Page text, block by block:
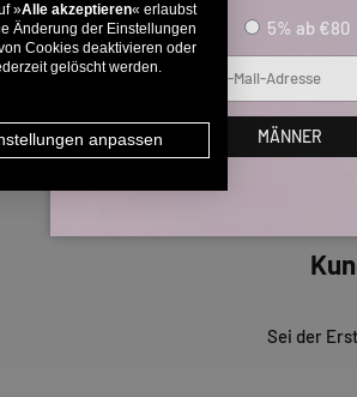
Sei der
5% ab €80
E-Mail
MÄNNER
»Alle akzeptieren« erlaubst
Änderung der Einstellungen
Cookies deaktivieren oder
gelöscht werden.
anpassen